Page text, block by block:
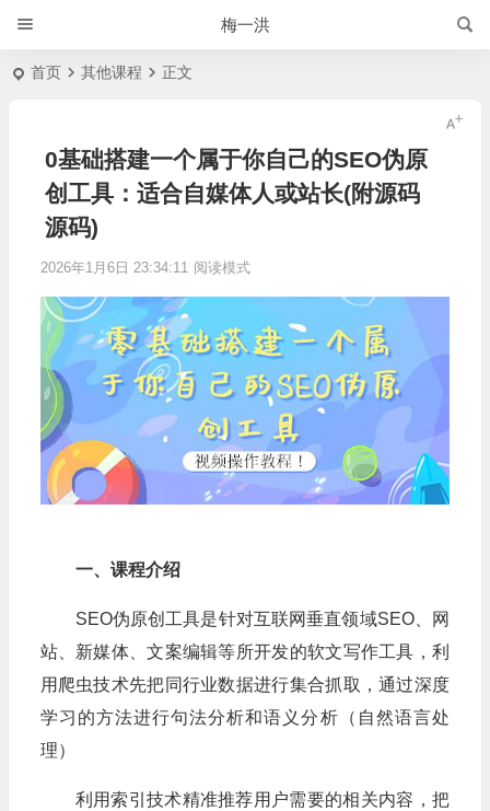
梅一洪
首页 其他课程 正文
0基础搭建一个属于你自己的SEO伪原
创工具：适合自媒体人或站长(附源码
源码)
2026年1月6日 23:34:11 阅读模式
一、课程介绍
SEO伪原创工具是针对互联网垂直领域SEO、网
站、新媒体、文案编辑等所开发的软文写作工具，利
用爬虫技术先把同行业数据进行集合抓取，通过深度
学习的方法进行句法分析和语义分析（自然语言处
理）
利用索引技术精准推荐用户需要的相关内容，把